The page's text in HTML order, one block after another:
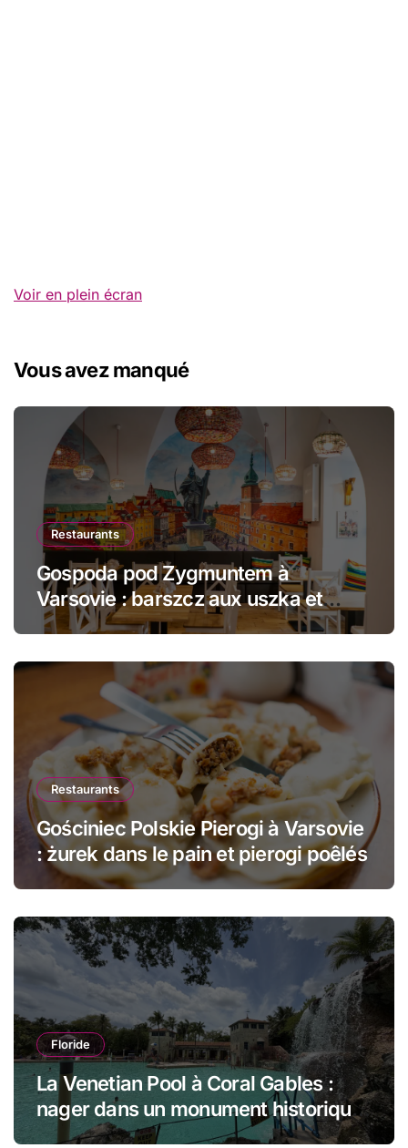
Voir en plein écran
Vous avez manqué
Restaurants
Gospoda pod Zygmuntem à
Varsovie : barszcz aux uszka et
pierogi face au Château Royal
Restaurants
Gościniec Polskie Pierogi à Varsovie
: żurek dans le pain et pierogi poêlés
Floride
La Venetian Pool à Coral Gables :
nager dans un monument historique
de Miami